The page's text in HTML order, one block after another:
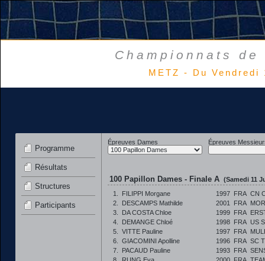
Championnats
METZ - Du
Programme
Résultats
Structures
Participants
Épreuves Dames Épreuves
100 Papillon Dames - Finale A (Samedi 11
1.
FILIPPI Morgane 1997 FRA CN
2.
DESCAMPS Mathilde 2001 FRA
3.
DA COSTA Chloe 1999 FRA
4.
DEMANGE Chloé 1998 FRA US
5.
VITTE Pauline 1997 FRA
6.
GIACOMINI Apolline 1996 FRA SC
7.
PACAUD Pauline 1993 FRA